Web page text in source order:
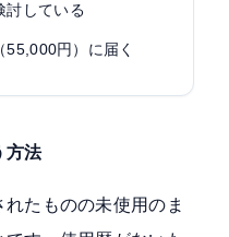
討している
円）に届く
方法
れたものの未使用のま